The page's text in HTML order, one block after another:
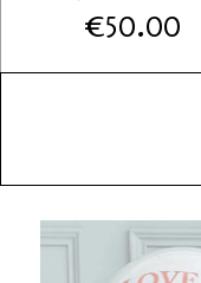
€50.00